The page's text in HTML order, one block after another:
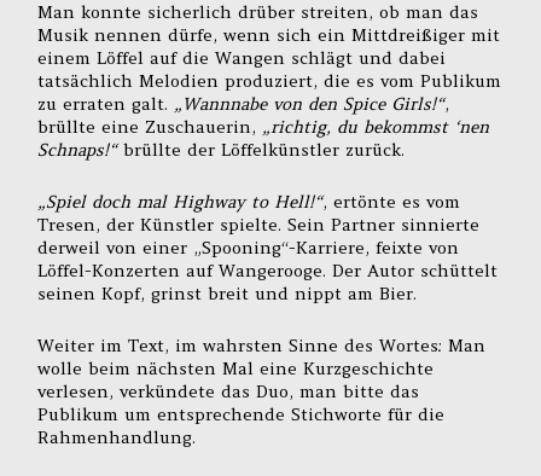
Man konnte sicherlich drüber streiten, ob man das
Musik nennen dürfe, wenn sich ein Mittdreißiger mit
einem Löffel auf die Wangen schlägt und dabei
tatsächlich Melodien produziert, die es vom Publikum
zu erraten galt. „Wannnabe von den Spice Girls!“,
brüllte eine Zuschauerin, „richtig, du bekommst ‘nen
Schnaps!“brüllte der Löffelkünstler zurück.
„Spiel doch mal Highway to Hell!“, ertönte es vom
Tresen, der Künstler spielte. Sein Partner sinnierte
derweil von einer „Spooning“-Karriere, feixte von
Löffel-Konzerten auf Wangerooge. Der Autor schüttelt
seinen Kopf, grinst breit und nippt am Bier.
Weiter im Text, im wahrsten Sinne des Wortes: Man
wolle beim nächsten Mal eine Kurzgeschichte
verlesen, verkündete das Duo, man bitte das
Publikum um entsprechende Stichworte für die
Rahmenhandlung.